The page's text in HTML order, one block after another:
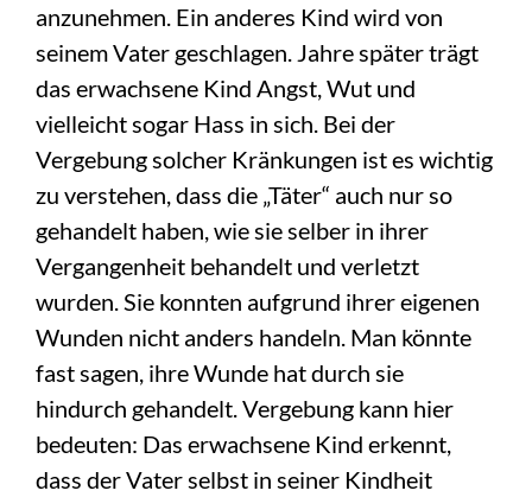
anzunehmen. Ein anderes Kind wird von
seinemVater geschlagen. Jahre später trägt
das erwachsene Kind Angst, Wut und
vielleicht sogar Hass in sich. Bei der
Vergebung solcher Kränkungen ist es wichtig
zu verstehen, dass die „Täter“ auch nur so
gehandelt haben, wie sie selber in ihrer
Vergangenheit behandelt und verletzt
wurden. Sie konnten aufgrund ihrer eigenen
Wunden nicht anders handeln. Man könnte
fast sagen, ihre Wunde hat durch sie
hindurch gehandelt.Vergebung kann hier
bedeuten: Das erwachsene Kind erkennt,
dass der Vater selbst in seiner Kindheit